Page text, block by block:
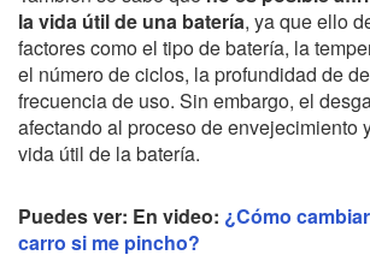
la vida útil de una batería, ya que ello
factores como el tipo de batería, la
el número de ciclos, la profundidad de
frecuencia de uso. Sin embargo, el
afectando al proceso de envejecimiento
vida útil de la batería.
Puedes ver: En video: ¿Cómo
carro si me pincho?